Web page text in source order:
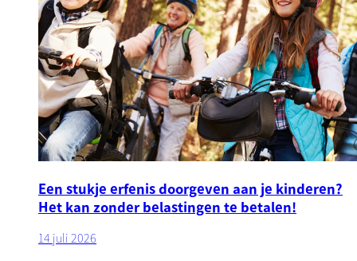
Een stukje erfenis doorgeven aan je kinderen?
Het kan zonder belastingen te betalen!
14 juli 2026